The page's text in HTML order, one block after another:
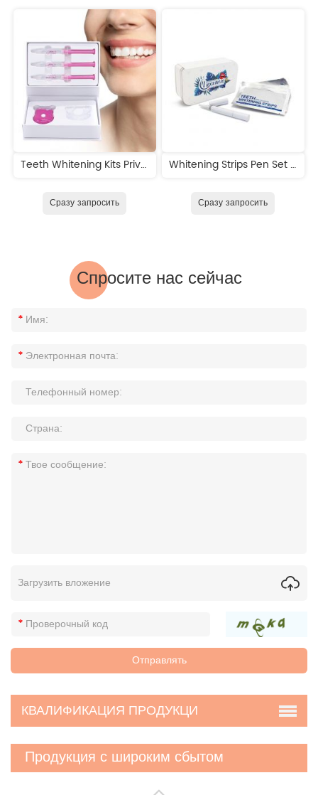
Teeth Whitening Kits Private Logo
Сразу запросить
Whitening Strips Pen Set Bleach Teeth Whitening Kit
Сразу запросить
Спросите нас сейчас
Загрузить вложение
КВАЛИФИКАЦИЯ ПРОДУКЦИ
Продукция с широким сбытом